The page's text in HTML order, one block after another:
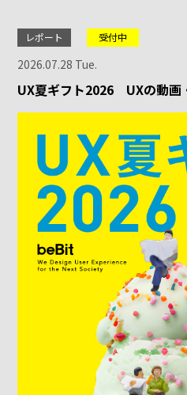
レポート 受付中
2026.07.28 Tue.
UX夏ギフト2026 UXの動画